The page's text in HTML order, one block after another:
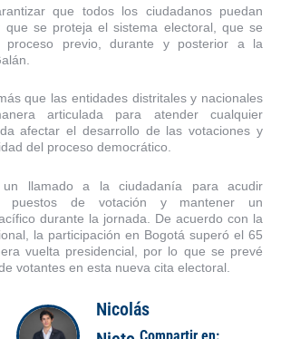
que todos los ciudadanos puedan
que se proteja el sistema electoral, que se
proceso previo, durante y posterior a la
que las entidades distritales y nacionales
articulada para atender cualquier
afectar el desarrollo de las votaciones y
del proceso democrático.
un llamado a la ciudadanía para acudir
puestos de votación y mantener un
durante la jornada. De acuerdo con la
la participación en Bogotá superó el 65
vuelta presidencial, por lo que se prevé
votantes en esta nueva cita electoral.
Nicolás